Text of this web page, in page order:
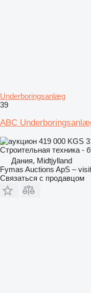
Underboringsanlæg
39
ABC
419 000 KGS
Строительная техника -
Дания, Midtjylland
Fymas Auctions ApS –
Связаться с продавцом